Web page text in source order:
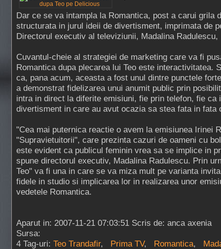
Dar ce se va intampla la Romantica, post a carui grila
structurata in jurul ideii de divertisment, imprimata de
Directorul executiv al televiziunii, Madalina
Cuvantul-cheie al strategiei de marketing care va fi
Romantica dupa plecarea lui Teo este interactivitatea.
ca, pana acum, aceasta a fost unul dintre punctele
a demonstrat fidelizarea unui anumit public prin
intra in direct la diferite emisiuni, fie prin telefon, fie ca
divertisment in care au avut ocazia sa stea fata in fata
"Cea mai puternica reactie o avem la emisiunea Irinei
"Supravietuitorii", care prezinta cazuri de oameni cu
este evident ca publicul feminin vrea sa se implice in
spune directorul executiv, Madalina Radulescu. Prin
Teo" va fi una in care se va miza mult pe varianta
fidele in studio si implicarea lor in realizarea unor
vedetele Romantica.
Aparut in: 2007-11-21 07:03:51 Scris de: anca axenia
Sursa:
4 Tag-uri: Teo Trandafir, Prima TV, Romantica,